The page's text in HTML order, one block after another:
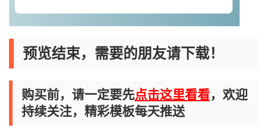
预览结束，需要的朋友请下载！
购买前，请一定要先点击这里看看，欢迎
持续关注，精彩模板每天推送